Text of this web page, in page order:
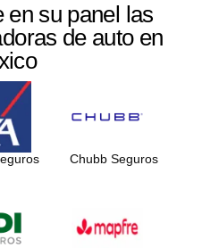
en su panel las
de auto en
Chubb Seguros